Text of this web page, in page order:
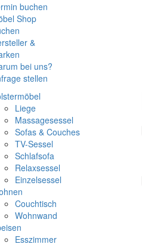
buchen
Shop
&
bei uns?
stellen
Liege
Massagesessel
Sofas & Couches
TV-Sessel
Schlafsofa
Relaxsessel
Einzelsessel
Couchtisch
Wohnwand
Esszimmer